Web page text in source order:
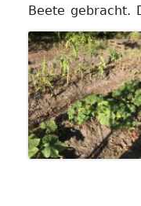
Beete gebracht.